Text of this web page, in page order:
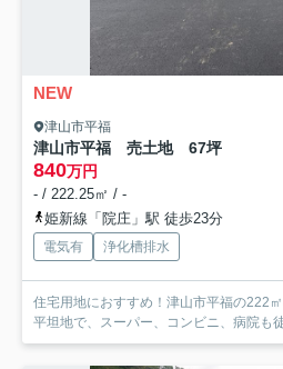
NEW
津山市平福
津山市平福 売土地 67坪
840万円
- / 222.25㎡ / -
姫新線「院庄」駅 徒歩23分
電気有 浄化槽排水
住宅用地におすすめ！津山市平福の222
平坦地で、スーパー、コンビニ、病院も